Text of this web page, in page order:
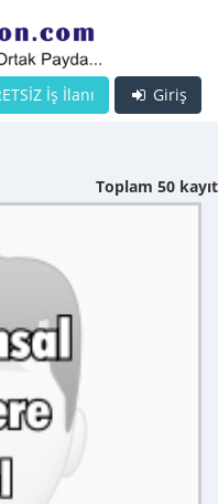
Giriş
İş İlanı
Toplam 50 kayıt